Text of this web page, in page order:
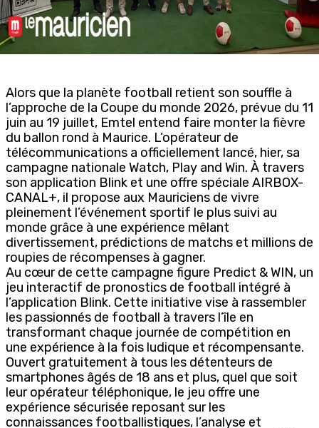
Alors que la planète football retient son souffle à
l’approche de la Coupe du monde 2026, prévue du 11
juin au 19 juillet, Emtel entend faire monter la fièvre
du ballon rond à Maurice. L’opérateur de
télécommunications a officiellement lancé, hier, sa
campagne nationale Watch, Play and Win. À travers
son application Blink et une offre spéciale AIRBOX-
CANAL+, il propose aux Mauriciens de vivre
pleinement l’événement sportif le plus suivi au
monde grâce à une expérience mêlant
divertissement, prédictions de matchs et millions de
roupies de récompenses à gagner.
Au cœur de cette campagne figure Predict & WIN, un
jeu interactif de pronostics de football intégré à
l’application Blink. Cette initiative vise à rassembler
les passionnés de football à travers l’île en
transformant chaque journée de compétition en
une expérience à la fois ludique et récompensante.
Ouvert gratuitement à tous les détenteurs de
smartphones âgés de 18 ans et plus, quel que soit
leur opérateur téléphonique, le jeu offre une
expérience sécurisée reposant sur les
connaissances footballistiques, l’analyse et